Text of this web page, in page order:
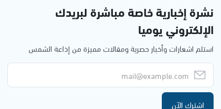
نشرة إخبارية خاصة مباشرة لبريدك
الإلكتروني يوميا
استلم اشعارات وأخبار حصرية ومقالات مميزة من إذاعة الشمس
اشترك الآن